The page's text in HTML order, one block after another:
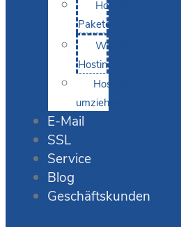
Hosting-
Pakete
WordPress
Hosting
Hosting
umziehen
E-Mail
SSL
Service
Blog
Geschäftskunden